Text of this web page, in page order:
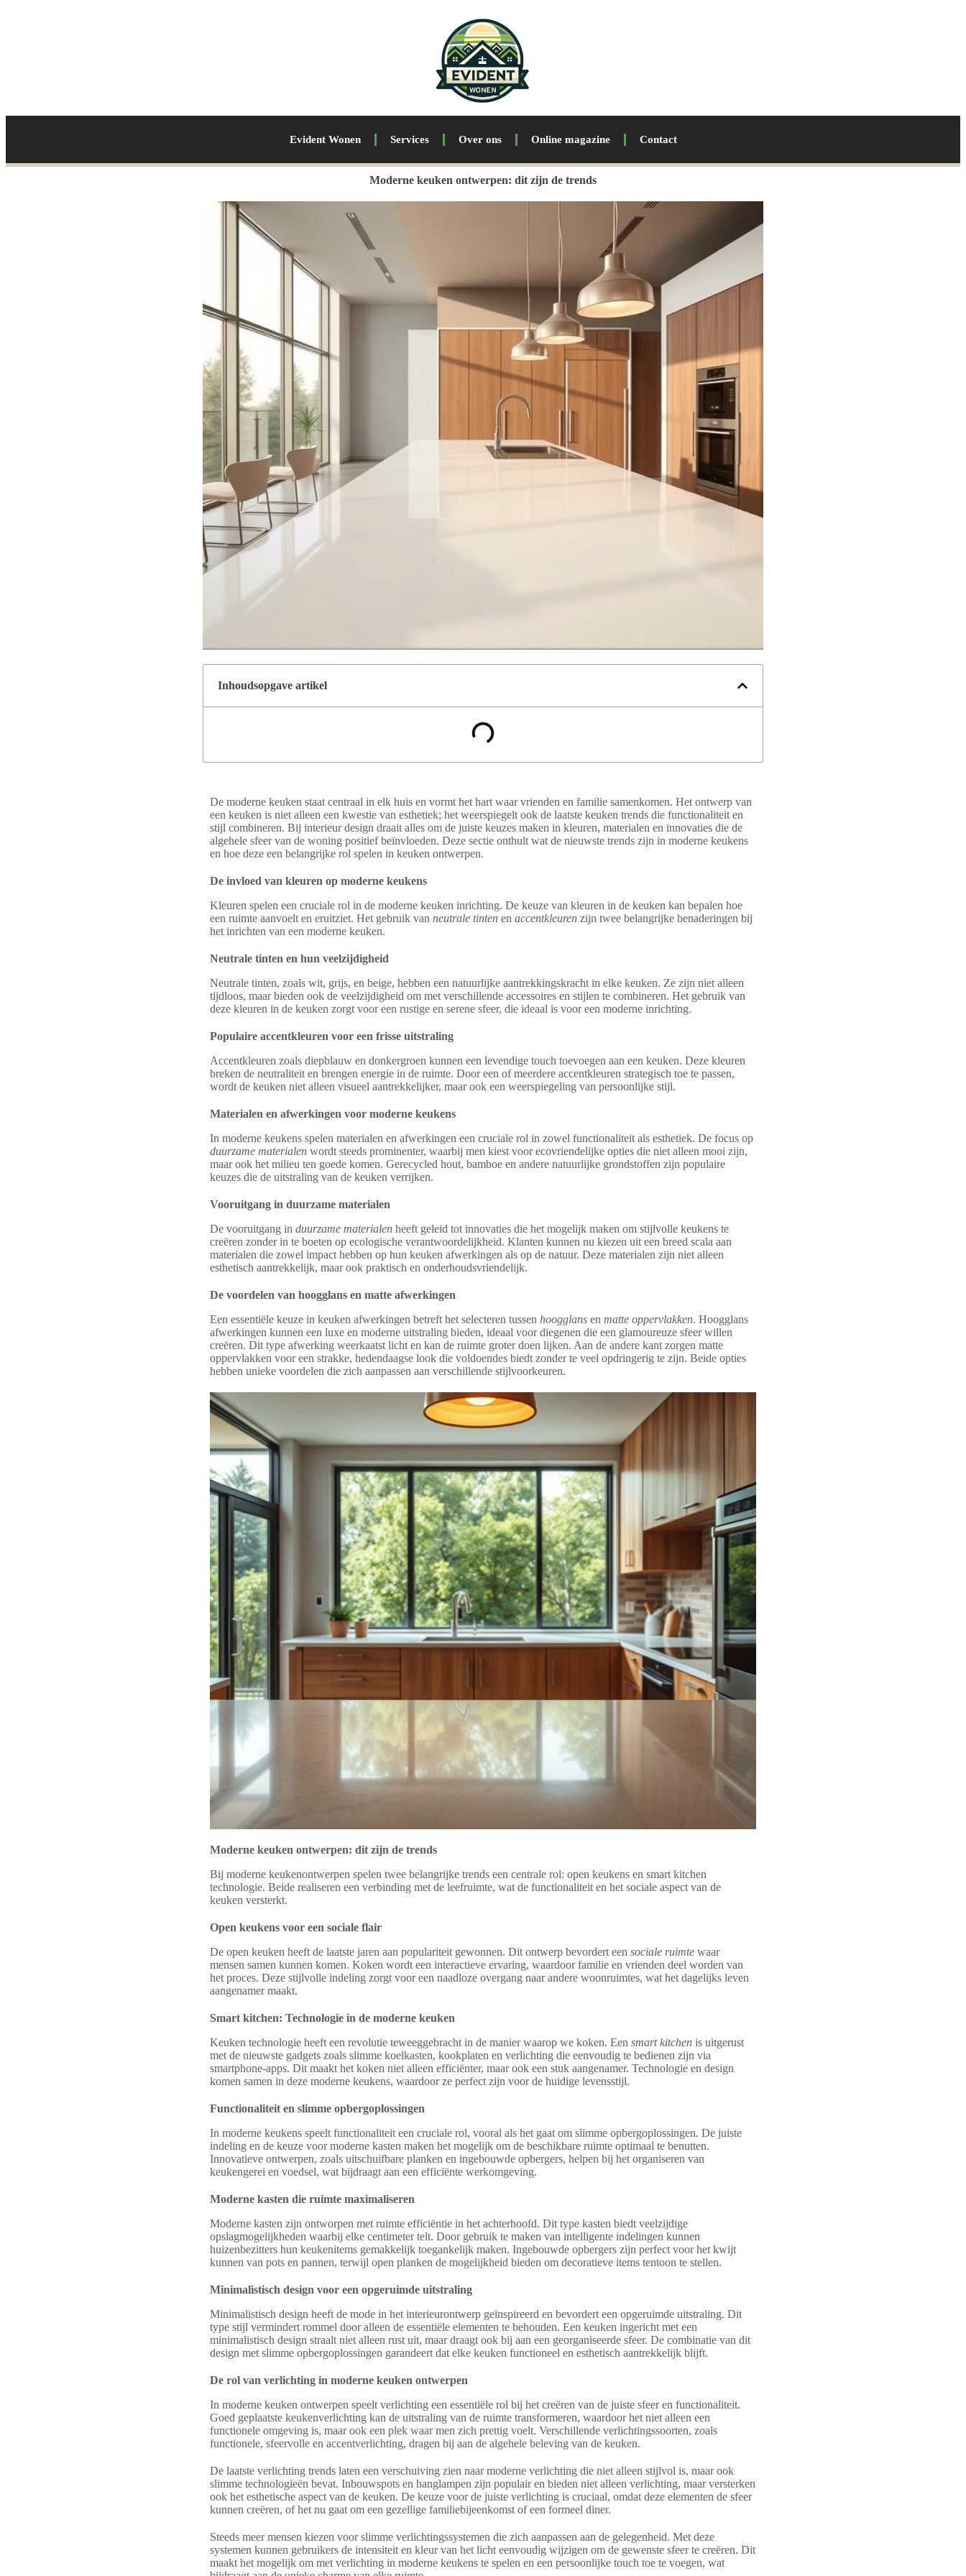
Evident Wonen Services Over ons Online magazine Contact
Moderne keuken ontwerpen: dit zijn de trends
Inhoudsopgave artikel
De moderne keuken staat centraal in elk huis en vormt het hart waar vrienden en familie samenkomen. Het ontwerp van
een keuken is niet alleen een kwestie van esthetiek; het weerspiegelt ook de laatste keuken trends die functionaliteit en
stijl combineren. Bij interieur design draait alles om de juiste keuzes maken in kleuren, materialen en innovaties die de
algehele sfeer van de woning positief beïnvloeden. Deze sectie onthult wat de nieuwste trends zijn in moderne keukens
en hoe deze een belangrijke rol spelen in keuken ontwerpen.
De invloed van kleuren op moderne keukens
Kleuren spelen een cruciale rol in de moderne keuken inrichting. De keuze van kleuren in de keuken kan bepalen hoe
een ruimte aanvoelt en eruitziet. Het gebruik van neutrale tinten en accentkleuren zijn twee belangrijke benaderingen bij
het inrichten van een moderne keuken.
Neutrale tinten en hun veelzijdigheid
Neutrale tinten, zoals wit, grijs, en beige, hebben een natuurlijke aantrekkingskracht in elke keuken. Ze zijn niet alleen
tijdloos, maar bieden ook de veelzijdigheid om met verschillende accessoires en stijlen te combineren. Het gebruik van
deze kleuren in de keuken zorgt voor een rustige en serene sfeer, die ideaal is voor een moderne inrichting.
Populaire accentkleuren voor een frisse uitstraling
Accentkleuren zoals diepblauw en donkergroen kunnen een levendige touch toevoegen aan een keuken. Deze kleuren
breken de neutraliteit en brengen energie in de ruimte. Door een of meerdere accentkleuren strategisch toe te passen,
wordt de keuken niet alleen visueel aantrekkelijker, maar ook een weerspiegeling van persoonlijke stijl.
Materialen en afwerkingen voor moderne keukens
In moderne keukens spelen materialen en afwerkingen een cruciale rol in zowel functionaliteit als esthetiek. De focus op
duurzame materialen wordt steeds prominenter, waarbij men kiest voor ecovriendelijke opties die niet alleen mooi zijn,
maar ook het milieu ten goede komen. Gerecycled hout, bamboe en andere natuurlijke grondstoffen zijn populaire
keuzes die de uitstraling van de keuken verrijken.
Vooruitgang in duurzame materialen
De vooruitgang in duurzame materialen heeft geleid tot innovaties die het mogelijk maken om stijlvolle keukens te
creëren zonder in te boeten op ecologische verantwoordelijkheid. Klanten kunnen nu kiezen uit een breed scala aan
materialen die zowel impact hebben op hun keuken afwerkingen als op de natuur. Deze materialen zijn niet alleen
esthetisch aantrekkelijk, maar ook praktisch en onderhoudsvriendelijk.
De voordelen van hoogglans en matte afwerkingen
Een essentiële keuze in keuken afwerkingen betreft het selecteren tussen hoogglans en matte oppervlakken. Hoogglans
afwerkingen kunnen een luxe en moderne uitstraling bieden, ideaal voor diegenen die een glamoureuze sfeer willen
creëren. Dit type afwerking weerkaatst licht en kan de ruimte groter doen lijken. Aan de andere kant zorgen matte
oppervlakken voor een strakke, hedendaagse look die voldoendes biedt zonder te veel opdringerig te zijn. Beide opties
hebben unieke voordelen die zich aanpassen aan verschillende stijlvoorkeuren.
Moderne keuken ontwerpen: dit zijn de trends
Bij moderne keukenontwerpen spelen twee belangrijke trends een centrale rol: open keukens en smart kitchen
technologie. Beide realiseren een verbinding met de leefruimte, wat de functionaliteit en het sociale aspect van de
keuken versterkt.
Open keukens voor een sociale flair
De open keuken heeft de laatste jaren aan populariteit gewonnen. Dit ontwerp bevordert een sociale ruimte waar
mensen samen kunnen komen. Koken wordt een interactieve ervaring, waardoor familie en vrienden deel worden van
het proces. Deze stijlvolle indeling zorgt voor een naadloze overgang naar andere woonruimtes, wat het dagelijks leven
aangenamer maakt.
Smart kitchen: Technologie in de moderne keuken
Keuken technologie heeft een revolutie teweeggebracht in de manier waarop we koken. Een smart kitchen is uitgerust
met de nieuwste gadgets zoals slimme koelkasten, kookplaten en verlichting die eenvoudig te bedienen zijn via
smartphone-apps. Dit maakt het koken niet alleen efficiënter, maar ook een stuk aangenamer. Technologie en design
komen samen in deze moderne keukens, waardoor ze perfect zijn voor de huidige levensstijl.
Functionaliteit en slimme opbergoplossingen
In moderne keukens speelt functionaliteit een cruciale rol, vooral als het gaat om slimme opbergoplossingen. De juiste
indeling en de keuze voor moderne kasten maken het mogelijk om de beschikbare ruimte optimaal te benutten.
Innovatieve ontwerpen, zoals uitschuifbare planken en ingebouwde opbergers, helpen bij het organiseren van
keukengerei en voedsel, wat bijdraagt aan een efficiënte werkomgeving.
Moderne kasten die ruimte maximaliseren
Moderne kasten zijn ontworpen met ruimte efficiëntie in het achterhoofd. Dit type kasten biedt veelzijdige
opslagmogelijkheden waarbij elke centimeter telt. Door gebruik te maken van intelligente indelingen kunnen
huizenbezitters hun keukenitems gemakkelijk toegankelijk maken. Ingebouwde opbergers zijn perfect voor het kwijt
kunnen van pots en pannen, terwijl open planken de mogelijkheid bieden om decoratieve items tentoon te stellen.
Minimalistisch design voor een opgeruimde uitstraling
Minimalistisch design heeft de mode in het interieurontwerp geïnspireerd en bevordert een opgeruimde uitstraling. Dit
type stijl vermindert rommel door alleen de essentiële elementen te behouden. Een keuken ingericht met een
minimalistisch design straalt niet alleen rust uit, maar draagt ook bij aan een georganiseerde sfeer. De combinatie van dit
design met slimme opbergoplossingen garandeert dat elke keuken functioneel en esthetisch aantrekkelijk blijft.
De rol van verlichting in moderne keuken ontwerpen
In moderne keuken ontwerpen speelt verlichting een essentiële rol bij het creëren van de juiste sfeer en functionaliteit.
Goed geplaatste keukenverlichting kan de uitstraling van de ruimte transformeren, waardoor het niet alleen een
functionele omgeving is, maar ook een plek waar men zich prettig voelt. Verschillende verlichtingssoorten, zoals
functionele, sfeervolle en accentverlichting, dragen bij aan de algehele beleving van de keuken.
De laatste verlichting trends laten een verschuiving zien naar moderne verlichting die niet alleen stijlvol is, maar ook
slimme technologieën bevat. Inbouwspots en hanglampen zijn populair en bieden niet alleen verlichting, maar versterken
ook het esthetische aspect van de keuken. De keuze voor de juiste verlichting is cruciaal, omdat deze elementen de sfeer
kunnen creëren, of het nu gaat om een gezellige familiebijeenkomst of een formeel diner.
Steeds meer mensen kiezen voor slimme verlichtingssystemen die zich aanpassen aan de gelegenheid. Met deze
systemen kunnen gebruikers de intensiteit en kleur van het licht eenvoudig wijzigen om de gewenste sfeer te creëren. Dit
maakt het mogelijk om met verlichting in moderne keukens te spelen en een persoonlijke touch toe te voegen, wat